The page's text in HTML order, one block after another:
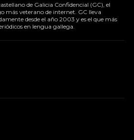
de Galicia Confidencial (GC), el
más veterano de internet. GC lleva
desde el año 2003 y es el que más
en lengua gallega.